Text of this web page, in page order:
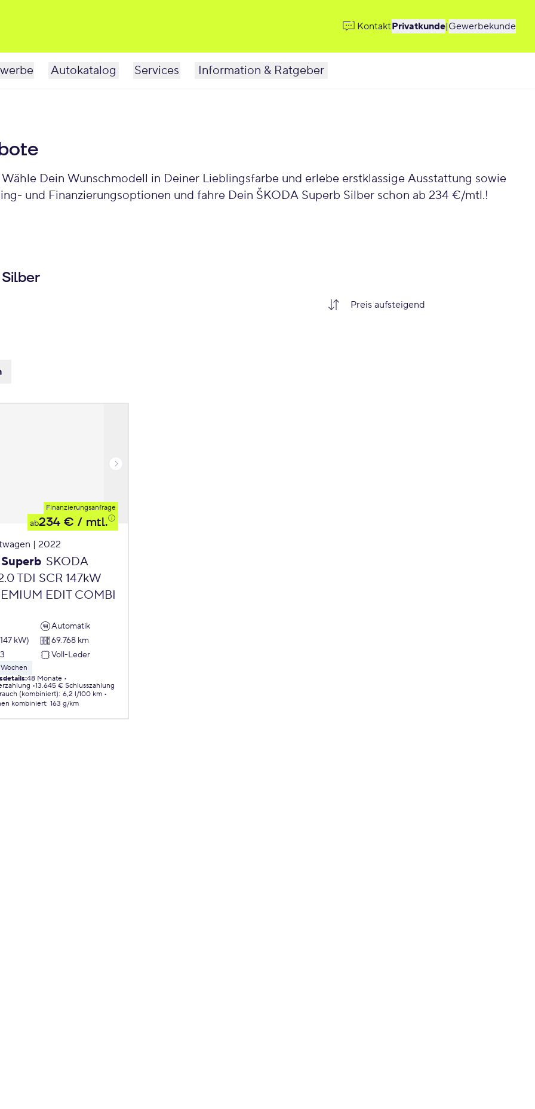
KontaktPrivatkunde|Gewerbekunde
Autokatalog Services Information & Ratgeber
Dein Wunschmodell in Deiner Lieblingsfarbe und erlebe erstklassige Ausstattung sowie
und Finanzierungsoptionen und fahre Dein ŠKODA Superb Silber schon ab 234 €/mtl.!
Finanzierungsanfrage
ab234 € / mtl.
| 2022
SKODA
TDI SCR 147kW
EDIT COMBI
Automatik
kW)
69.768 km
Voll-Leder
:48 Monate
13.645 € Schlusszahlung
(kombiniert): 6,2 l/100 km
kombiniert: 163 g/km